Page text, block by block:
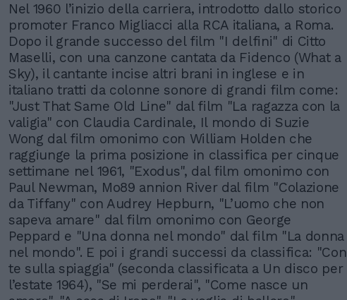
Nel 1960 l’inizio della carriera, introdotto dallo storico
promoter Franco Migliacci alla RCA italiana, a Roma.
Dopo il grande successo del film "I delfini" di Citto
Maselli, con una canzone cantata da Fidenco (What a
Sky), il cantante incise altri brani in inglese e in
italiano tratti da colonne sonore di grandi film come:
"Just That Same Old Line" dal film "La ragazza con la
valigia" con Claudia Cardinale, Il mondo di Suzie
Wong dal film omonimo con William Holden che
raggiunge la prima posizione in classifica per cinque
settimane nel 1961, "Exodus", dal film omonimo con
Paul Newman, Mo89 annion River dal film "Colazione
da Tiffany" con Audrey Hepburn, "L’uomo che non
sapeva amare" dal film omonimo con George
Peppard e "Una donna nel mondo" dal film "La donna
nel mondo". E poi i grandi successi da classifica: "Con
te sulla spiaggia" (seconda classificata a Un disco per
l’estate 1964), "Se mi perderai", "Come nasce un
Rudy Giuliani a Come States?
Trump, Meloni e la strategia
americana